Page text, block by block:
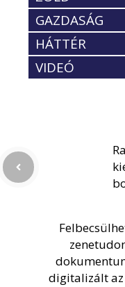
GAZDASÁG
HÁTTÉR
VIDEÓ
digitalizált az